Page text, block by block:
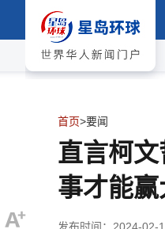
首页>要闻
直言柯
事才能赢